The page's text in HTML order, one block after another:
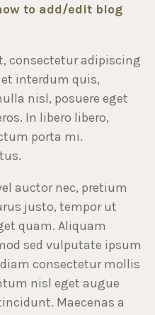
to add/edit blog
consectetur adipiscing
interdum quis,
nisl, posuere eget
In libero libero,
porta mi.
auctor nec, pretium
justo, tempor ut
quam. Aliquam
sed vulputate ipsum
diam consectetur mollis
nisl eget augue
Maecenas a